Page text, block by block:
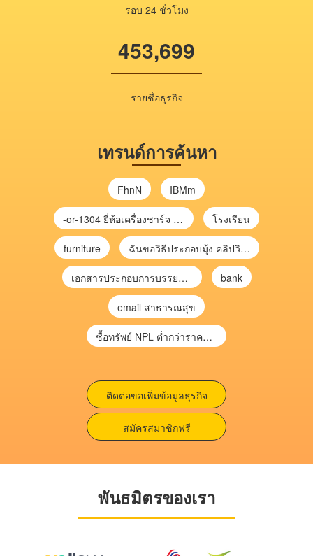
รอบ 24 ชั่วโมง
453,699
รายชื่อธุรกิจ
เทรนด์การค้นหา
FhnN IBMm
-or-1304 ยี่ห้อเครื่องชาร์จ chargecore โรงเรียน
furniture ฉันขอวิธีประกอบมุ้ง คลิปวิดีโอ การประกอบมุ้ง
เอกสารประกอบการบรรยาย การประเมินความเสี่ยงเพื่อวางแผนการตรวจสอบ \ bank
email สาธารณสุข
ซื้อทรัพย์ NPL ต่ำกว่าราคาตลาด 30-70% แบบไม่ต้องไปประมูล”
ติดต่อขอเพิ่มข้อมูลธุรกิจ
สมัครสมาชิกฟรี
พันธมิตรของเรา